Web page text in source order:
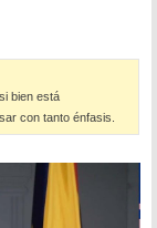
bien está
con tanto énfasis.